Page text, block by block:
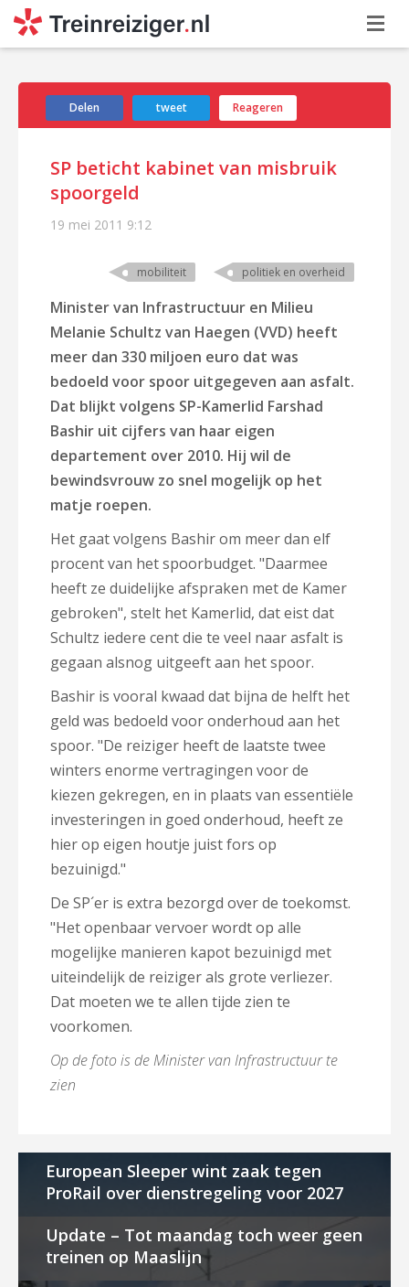
Delen tweet Reageren
SP beticht kabinet van misbruik
spoorgeld
19 mei 2011 9:12
mobiliteit politiek en overheid
Minister van Infrastructuur en Milieu
Melanie Schultz van Haegen (VVD) heeft
meer dan 330 miljoen euro dat was
bedoeld voor spoor uitgegeven aan asfalt.
Dat blijkt volgens SP-Kamerlid Farshad
Bashir uit cijfers van haar eigen
departement over 2010. Hij wil de
bewindsvrouw zo snel mogelijk op het
matje roepen.
Het gaat volgens Bashir om meer dan elf
procent van het spoorbudget. "Daarmee
heeft ze duidelijke afspraken met de Kamer
gebroken", stelt het Kamerlid, dat eist dat
Schultz iedere cent die te veel naar asfalt is
gegaan alsnog uitgeeft aan het spoor.
Bashir is vooral kwaad dat bijna de helft het
geld was bedoeld voor onderhoud aan het
spoor. "De reiziger heeft de laatste twee
winters enorme vertragingen voor de
kiezen gekregen, en in plaats van essentiële
investeringen in goed onderhoud, heeft ze
hier op eigen houtje juist fors op
bezuinigd."
De SP´er is extra bezorgd over de toekomst.
"Het openbaar vervoer wordt op alle
mogelijke manieren kapot bezuinigd met
uiteindelijk de reiziger als grote verliezer.
Dat moeten we te allen tijde zien te
voorkomen.
Op de foto is de Minister van Infrastructuur te
zien
European Sleeper wint zaak tegen
ProRail over dienstregeling voor 2027
Update – Tot maandag toch weer geen
treinen op Maaslijn